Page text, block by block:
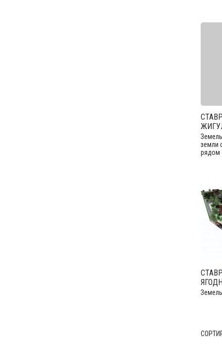
земли
рядом